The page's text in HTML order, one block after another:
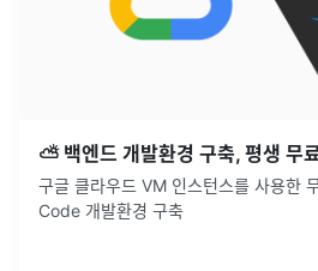
⛅️ 백엔드 개발환경 구축, 평생 무
구글 클라우드 VM 인스턴스를 사용한
Code 개발환경 구축